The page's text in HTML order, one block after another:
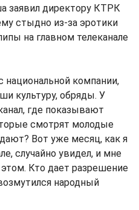
заявил директору КТРК
стыдно из-за эротики
на главном телеканале
компании,
культуру, обряды. У
где показывают
смотрят молодые
Вот уже месяц, как я
случайно увидел, и мне
Кто дает разрешение
народный